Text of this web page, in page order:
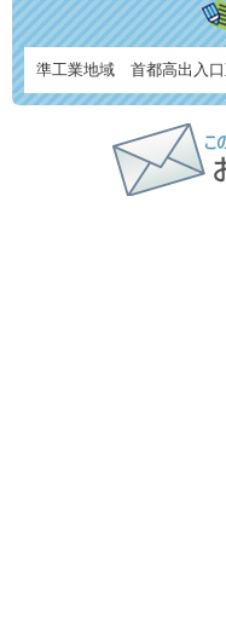
準工業地域 首都高出入